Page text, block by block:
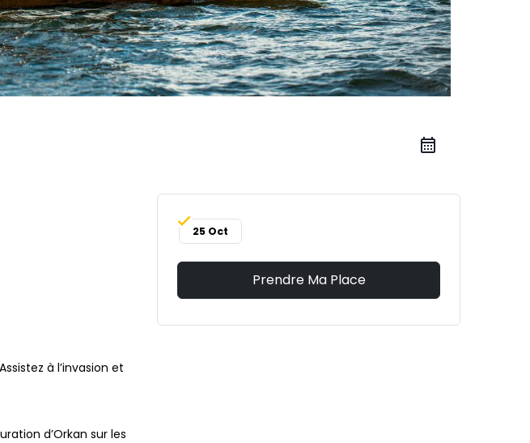
à l’invasion et
d’Orkan sur les
25 Oct
Prendre Ma Place